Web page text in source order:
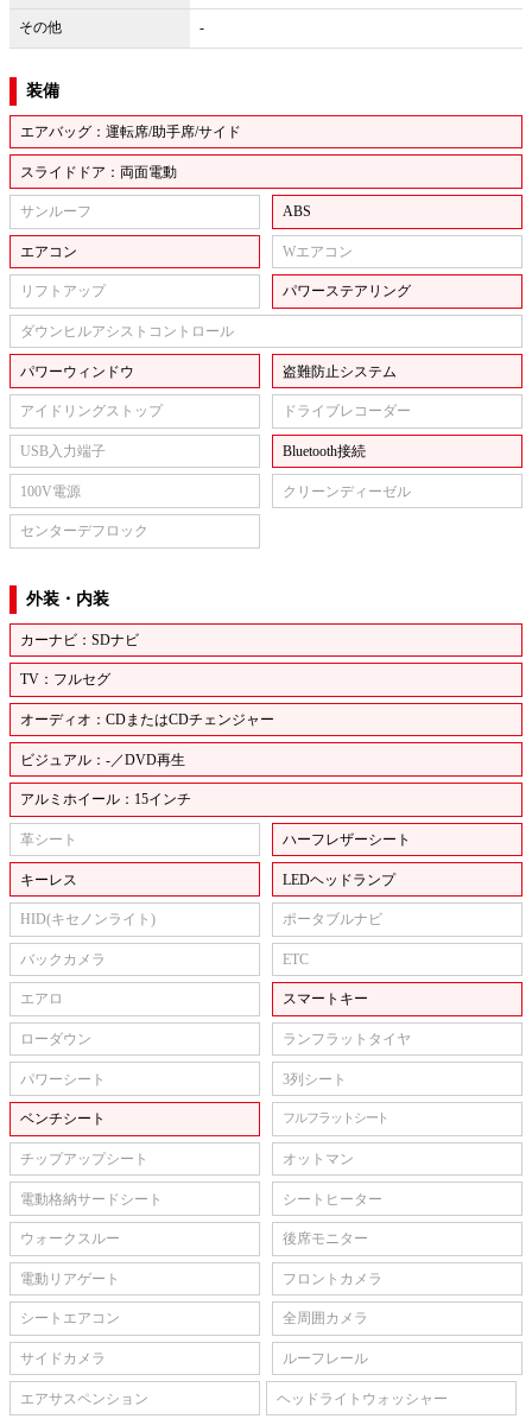
その他 -
装備
エアバッグ：運転席/助手席/サイド
スライドドア：両面電動
サンルーフ ABS
エアコン Wエアコン
リフトアップ パワーステアリング
ダウンヒルアシストコントロール
パワーウィンドウ 盗難防止システム
アイドリングストップ ドライブレコーダー
USB入力端子 Bluetooth接続
100V電源 クリーンディーゼル
センターデフロック
外装・内装
カーナビ：SDナビ
TV：フルセグ
オーディオ：CDまたはCDチェンジャー
ビジュアル：-／DVD再生
アルミホイール：15インチ
革シート ハーフレザーシート
キーレス LEDヘッドランプ
HID(キセノンライト) ポータブルナビ
バックカメラ ETC
エアロ スマートキー
ローダウン ランフラットタイヤ
パワーシート 3列シート
ベンチシート フルフラットシート
チップアップシート オットマン
電動格納サードシート シートヒーター
ウォークスルー 後席モニター
電動リアゲート フロントカメラ
シートエアコン 全周囲カメラ
サイドカメラ ルーフレール
エアサスペンション ヘッドライトウォッシャー